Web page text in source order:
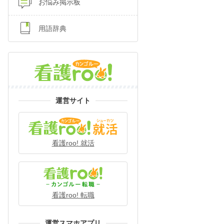
お悩み掲示板
用語辞典
運営サイト
看護roo! 就活
看護roo! 転職